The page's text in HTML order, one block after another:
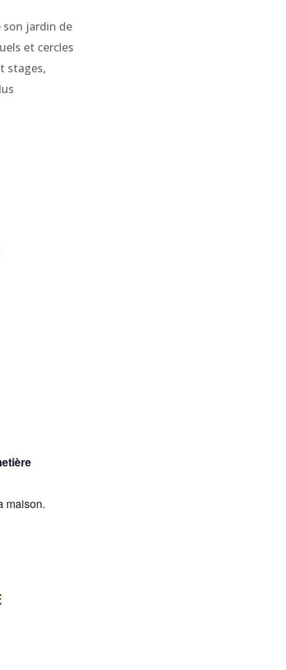
son jardin de
et cercles
stages,
maison.